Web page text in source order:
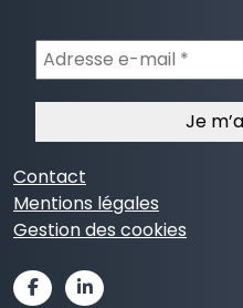
Adresse
e-
mail
Contact
Mentions légales
Gestion des cookies